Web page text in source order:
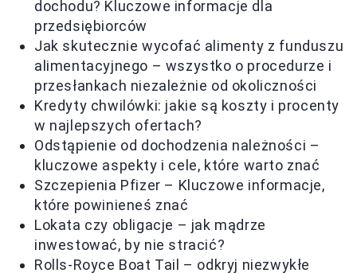
dochodu? Kluczowe informacje dla
przedsiębiorców
Jak skutecznie wycofać alimenty z funduszu
alimentacyjnego – wszystko o procedurze i
przesłankach niezależnie od okoliczności
Kredyty chwilówki: jakie są koszty i procenty
w najlepszych ofertach?
Odstąpienie od dochodzenia należności –
kluczowe aspekty i cele, które warto znać
Szczepienia Pfizer – Kluczowe informacje,
które powinieneś znać
Lokata czy obligacje – jak mądrze
inwestować, by nie stracić?
Rolls-Royce Boat Tail – odkryj niezwykłe